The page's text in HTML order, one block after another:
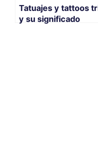
Tatuajes y tattoos
y su significado